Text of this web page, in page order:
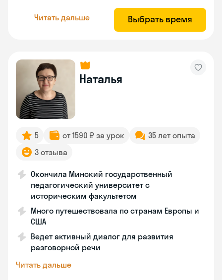
Читать дальше Выбрать время
Наталья
5 от 1590 ₽ за урок
35 лет опыта
3 отзыва
Окончила Минский государственный
педагогический университет с
историческим факультетом
Много путешествовала по странам Европы и
США
Ведет активный диалог для развития
разговорной речи
Читать дальше